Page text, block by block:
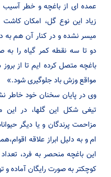
عمده ای از باغچه و خطر آسیب
زیاد این نوع گل، امکان
میسر نشده و در کنار آن هم به
دو تا سه نقطه کمر گیاه را
باغچه متصل کرده ایم تا از
مواقع وزش باد جلوگیری شود.»
وی در پایان سخنان خود
تیغی شکل این گلها، در این
مزاحمت پرندگان و یا دیگر
ام و به دلیل ابراز علاقه
این باغچه منحصر به فرد،
کوچکتر به صورت رایگان آماده و